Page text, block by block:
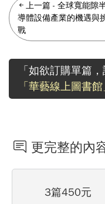
上一篇 - 全球寬能隙
導體設備產業的機遇與
戰
「如欲訂購單篇
「華藝線上圖書館
更完整的內
3篇450元